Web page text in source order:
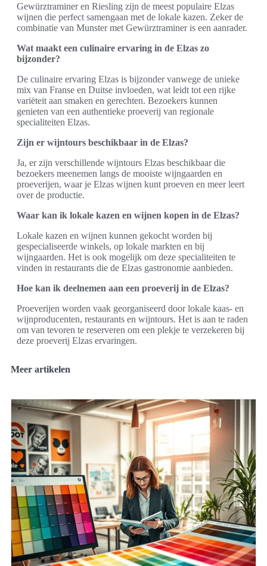
Gewürztraminer en Riesling zijn de meest populaire Elzas
wijnen die perfect samengaan met de lokale kazen. Zeker de
combinatie van Munster met Gewürztraminer is een aanrader.
Wat maakt een culinaire ervaring in de Elzas zo
bijzonder?
De culinaire ervaring Elzas is bijzonder vanwege de unieke
mix van Franse en Duitse invloeden, wat leidt tot een rijke
variëteit aan smaken en gerechten. Bezoekers kunnen
genieten van een authentieke proeverij van regionale
specialiteiten Elzas.
Zijn er wijntours beschikbaar in de Elzas?
Ja, er zijn verschillende wijntours Elzas beschikbaar die
bezoekers meenemen langs de mooiste wijngaarden en
proeverijen, waar je Elzas wijnen kunt proeven en meer leert
over de productie.
Waar kan ik lokale kazen en wijnen kopen in de Elzas?
Lokale kazen en wijnen kunnen gekocht worden bij
gespecialiseerde winkels, op lokale markten en bij
wijngaarden. Het is ook mogelijk om deze specialiteiten te
vinden in restaurants die de Elzas gastronomie aanbieden.
Hoe kan ik deelnemen aan een proeverij in de Elzas?
Proeverijen worden vaak georganiseerd door lokale kaas- en
wijnproducenten, restaurants en wijntours. Het is aan te raden
om van tevoren te reserveren om een plekje te verzekeren bij
deze proeverij Elzas ervaringen.
Meer artikelen